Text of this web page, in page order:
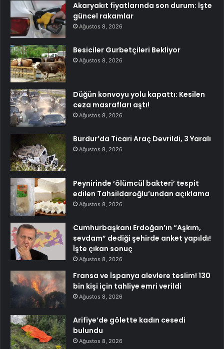
Akaryakıt fiyatlarında son durum: İşte
güncel rakamlar
Ağustos 8, 2026
Besiciler Gurbetçileri Bekliyor
Ağustos 8, 2026
Düğün konvoyu yolu kapattı: Kesilen
ceza masrafları aştı!
Ağustos 8, 2026
Burdur’da Ticari Araç Devrildi, 3 Yaralı
Ağustos 8, 2026
Peynirinde ‘ölümcül bakteri’ tespit
edilen Tahsildaroğlu’undan açıklama
Ağustos 8, 2026
Cumhurbaşkanı Erdoğan’ın “Aşkım,
sevdam” dediği şehirde anket yapıldı!
İşte çıkan sonuç
Ağustos 8, 2026
Fransa ve İspanya alevlere teslim! 130
bin kişi için tahliye emri verildi
Ağustos 8, 2026
Arifiye’de gölette kadın cesedi
bulundu
Ağustos 8, 2026